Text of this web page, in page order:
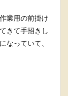
業用の前掛け
きて手招きし
なっていて、